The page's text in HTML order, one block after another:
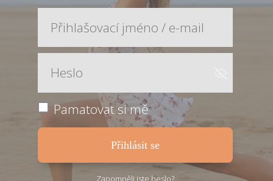
Pamatovat si mě
Přihlásit se
Zapomněli jste heslo?